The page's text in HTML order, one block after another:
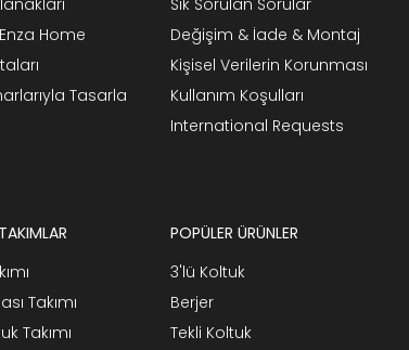
Home
Tasarla
Değişim & İade & Montaj
Kişisel Verilerin Korunması
Kullanım Koşulları
International Requests
Takımı
Takımı
POPÜLER ÜRÜNLER
3'lü Koltuk
Berjer
Tekli Koltuk